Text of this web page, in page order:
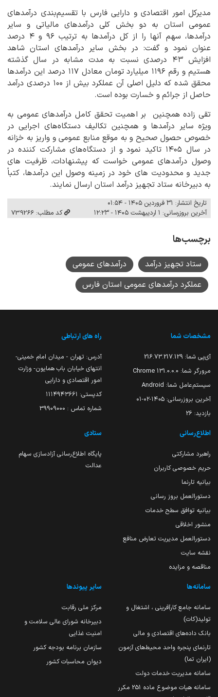
مدیرکل امور اقتصادی و دارایی فارس با تقسیم‌بندی درآمدهای
عمومی استان به دو بخش کلی درآمدهای مالیاتی و سایر
درآمدها، سهم آنها را از کل درآمدها به ترتیب ۹۶ و ۴ درصد
عنوان نمود و گفت: در بخش سایر درآمدهای استان شاهد
افزایش ۴۳ درصدی نسبت به مدت مشابه در سال گذشته
هستیم و رقم ۱۱۹۶ میلیارد تومان معادل ۱۱۷ درصد این درآمدها
محقق شده که دلیل اصلی آن عملکرد بیش از ۱۰۰ درصدی درآمد
حاصل از جرائم و خسارت بوده است.
تقی زاده همچنین بر اهمیت تحقق کامل درآمدهای عمومی به
ویژه سایر درآمدها و همچنین تکالیف دستگاه‌های اجرایی در
خصوص حصول صحیح و به موقع منابع عمومی و واریز به خزانه
در سال ۱۴۰۵ تاکید نمود و از دستگاه‌های مشارکت کننده در
وصول درآمدهای عمومی خواست که پیشنهادات، ظرفیت های
جدید و محدودیت های خود در زمینه وصول این درآمدها، کتباً
به دبیرخانه ستاد تجهیز درآمد استان ارسال نمایند.
تاریخ انتشار: ۳۱ فروردین ۱۴۰۵ - ۰۱:۵۴
آخرین بروزرسانی: ۱ اردیبهشت ۱۴۰۵ - ۱۲:۲۳
کد مطلب: 739266
برچسب‌ها
ستاد تجهیز درآمد
درآمدهای عمومی
عملکرد درآمدهای عمومی استان فارس
مشخصات شما
آی‌پی شما: 216.73.217.129
مرورگر شما: 131.0.0.0 Chrome
سیستم‌عامل شما: Android
آخرین بروزرسانی: ۱۴۰۵-۰۲-۰۱
بازدید: 26
راه های ارتباطی
آدرس: تهران - میدان امام خمینی-
انتهای خیابان باب همایون- وزارت
امور اقتصادی و دارایی
کدپستی: ۱۱۱۴۹۴۳۶۶۱
شماره تماس : 39909000
اطلاع‌رسانی
راهبرد مشارکتی
حریم خصوصی کاربران
بیانیه تارنما
دستورالعمل بروز رسانی
بیانیه توافق سطح خدمات
منشور اخلاقی
دستورالعمل مدیریت تعارض منافع
نقشه سایت
مناقصه و مزایده
ستادی
پایگاه اطلاع‌رسانی آزادسازی سهام
عدالت
سامانه‌ها
سامانه جامع کارآفرینی ، اشتغال و
تولید(کات)
بانک داده‌های اقتصادی و مالی
تارنمای پنجره واحد محیط‌های آزمون
(ایران تما)
سامانه مدیریت خدمات دولت
سامانه هیات موضوع ماده 251 مکرر
سایر پیوندها
مرکز ملی رقابت
دبیرخانه شورای عالی سلامت و
امنیت غذایی
سازمان برنامه بودجه کشور
دیوان محاسبات کشور